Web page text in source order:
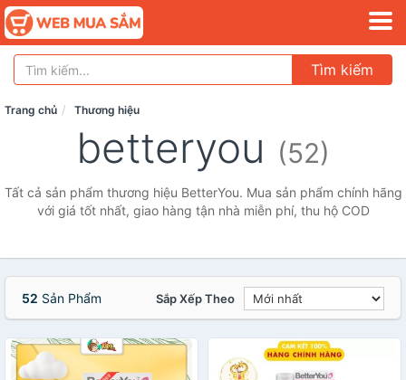
Tìm kiếm
Trang chủ Thương hiệu
betteryou (52)
Tất cả sản phẩm thương hiệu BetterYou. Mua sản phẩm chính hãng
với giá tốt nhất, giao hàng tận nhà miễn phí, thu hộ COD
52 Sản Phẩm Sắp Xếp Theo